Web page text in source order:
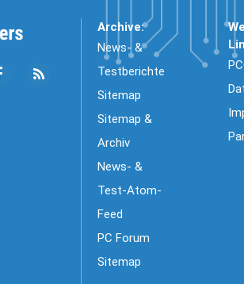
Archive:
News- &
Testberichte
Sitemap
Sitemap &
Archiv
News- &
Test-Atom-
Feed
PC Forum
Sitemap